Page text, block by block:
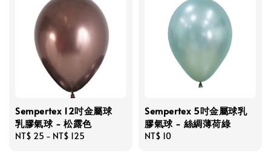
Sempertex 12吋金屬球
乳膠氣球 - 松露色
Regular
NT$ 25 - NT$ 125
Sempertex 5吋金屬球乳
膠氣球 - 絲綢薄荷綠
Regular
NT$ 10